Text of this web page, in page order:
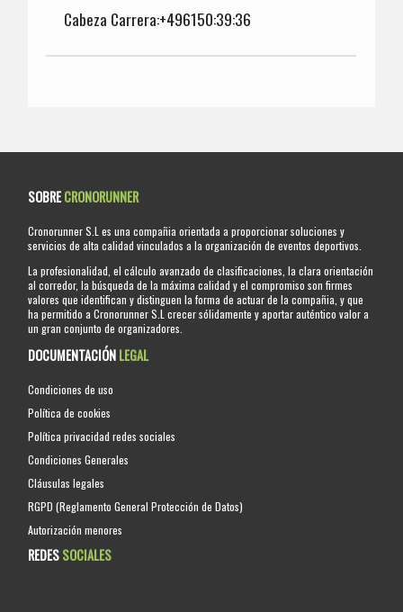
Cabeza Carrera:+496150:39:36
SOBRECRONORUNNER
Cronorunner S.L es una compañia orientada a proporcionar soluciones y
servicios de alta calidad vinculados a la organización de eventos deportivos.
La profesionalidad, el cálculo avanzado de clasificaciones, la clara orientación
al corredor, la búsqueda de la máxima calidad y el compromiso son firmes
valores que identifican y distinguen la forma de actuar de la compañia, y que
ha permitido a Cronorunner S.L crecer sólidamente y aportar auténtico valor a
un gran conjunto de organizadores.
DOCUMENTACIÓNLEGAL
Condiciones de uso
Política de cookies
Política privacidad redes sociales
Condiciones Generales
Cláusulas legales
RGPD (Reglamento General Protección de Datos)
Autorización menores
REDESSOCIALES